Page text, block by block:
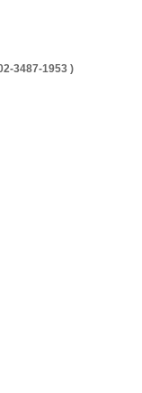
3487-1953 )